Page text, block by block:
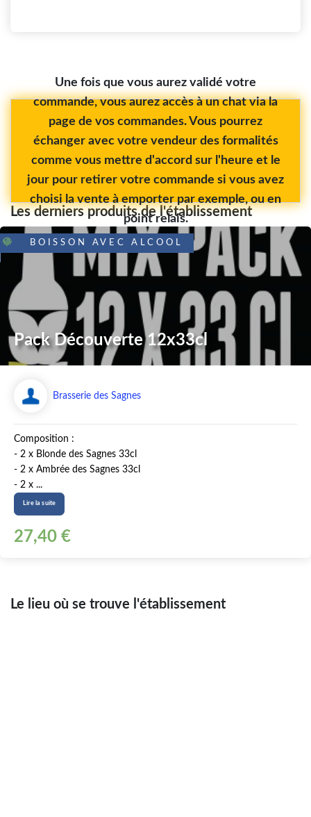
Une fois que vous aurez validé votre
commande, vous aurez accès à un chat via la
page de vos commandes. Vous pourrez
échanger avec votre vendeur des formalités
comme vous mettre d'accord sur l'heure et le
jour pour retirer votre commande si vous avez
choisi la vente à emporter par exemple, ou en
point relais.
Les derniers produits de l'établissement
BOISSON AVEC ALCOOL
Pack Découverte 12x33cl
Brasserie des Sagnes
Composition :
- 2 x Blonde des Sagnes 33cl
- 2 x Ambrée des Sagnes 33cl
- 2 x ...
Lire la suite
27,40 €
Le lieu où se trouve l'établissement